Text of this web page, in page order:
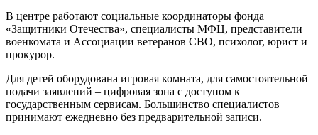
В центре работают социальные координаторы фонда
«Защитники Отечества», специалисты МФЦ, представители
военкомата и Ассоциации ветеранов СВО, психолог, юрист и
прокурор.
Для детей оборудована игровая комната, для самостоятельной
подачи заявлений – цифровая зона с доступом к
государственным сервисам. Большинство специалистов
принимают ежедневно без предварительной записи.